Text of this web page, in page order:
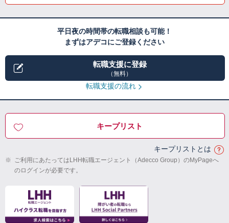
平日夜の時間帯の転職相談も可能！
まずはアデコにご登録ください
転職支援に登録
（無料）
転職支援の流れ
キープリスト
キープリストとは
※ ご利用にあたってはLHH転職エージェント（Adecco Group）のMyPageへ
のログインが必要です。